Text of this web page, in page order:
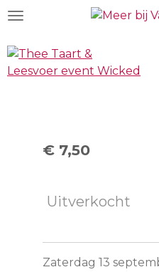
Ga
naar
de
€ 7,50
Uitverkocht
Zaterdag 13